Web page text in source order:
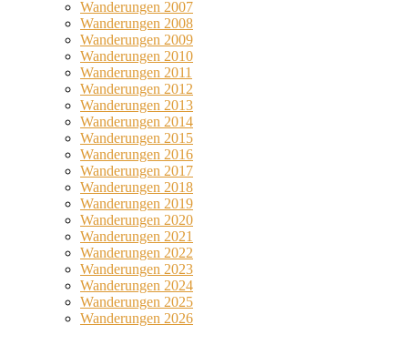
Wanderungen 2007
Wanderungen 2008
Wanderungen 2009
Wanderungen 2010
Wanderungen 2011
Wanderungen 2012
Wanderungen 2013
Wanderungen 2014
Wanderungen 2015
Wanderungen 2016
Wanderungen 2017
Wanderungen 2018
Wanderungen 2019
Wanderungen 2020
Wanderungen 2021
Wanderungen 2022
Wanderungen 2023
Wanderungen 2024
Wanderungen 2025
Wanderungen 2026